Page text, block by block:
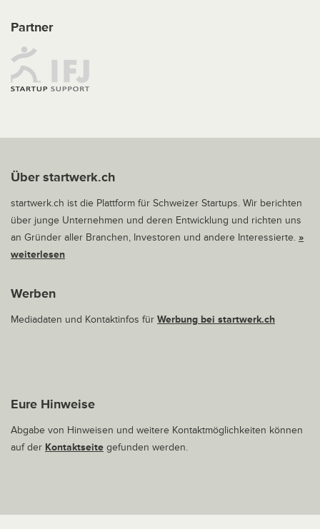
Partner
Über startwerk.ch
startwerk.ch ist die Plattform für Schweizer Startups. Wir berichten
über junge Unternehmen und deren Entwicklung und richten uns
an Gründer aller Branchen, Investoren und andere Interessierte. »
weiterlesen
Werben
Mediadaten und Kontaktinfos für Werbung bei startwerk.ch
Eure Hinweise
Abgabe von Hinweisen und weitere Kontaktmöglichkeiten können
auf der Kontaktseite gefunden werden.